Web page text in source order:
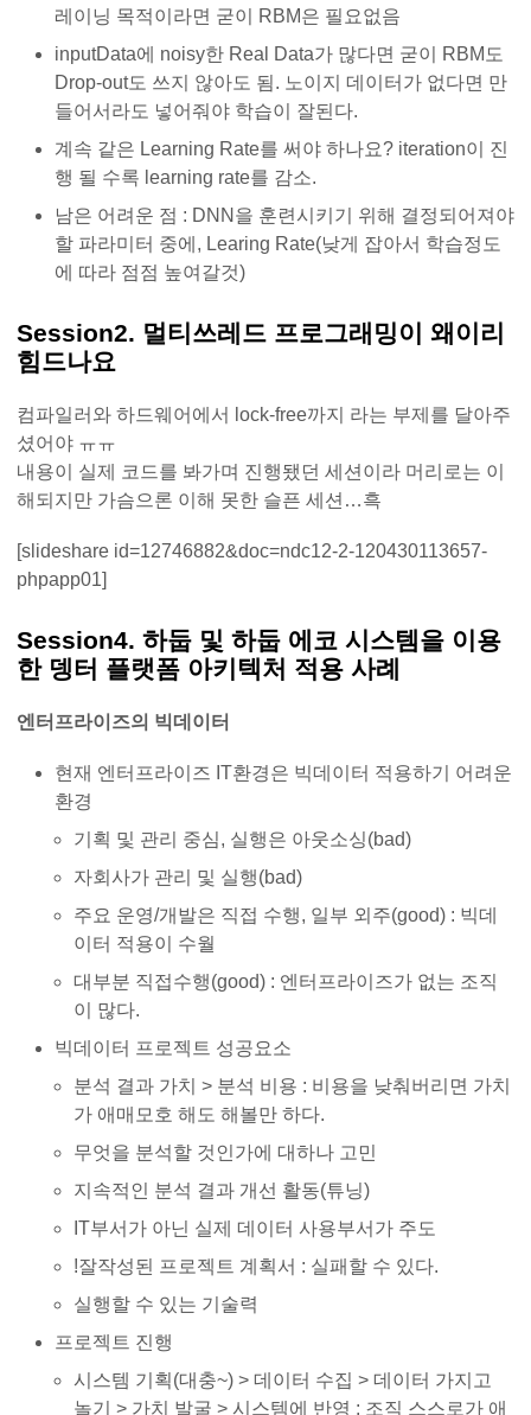
레이닝 목적이라면 굳이 RBM은 필요없음
inputData에 noisy한 Real Data가 많다면 굳이 RBM도
Drop-out도 쓰지 않아도 됨. 노이지 데이터가 없다면 만
들어서라도 넣어줘야 학습이 잘된다.
계속 같은 Learning Rate를 써야 하나요? iteration이 진
행 될 수록 learning rate를 감소.
남은 어려운 점 : DNN을 훈련시키기 위해 결정되어져야
할 파라미터 중에, Learing Rate(낮게 잡아서 학습정도
에 따라 점점 높여갈것)
Session2. 멀티쓰레드 프로그래밍이 왜이리
힘드나요
컴파일러와 하드웨어에서 lock-free까지 라는 부제를 달아주
셨어야 ㅠㅠ
내용이 실제 코드를 봐가며 진행됐던 세션이라 머리로는 이
해되지만 가슴으론 이해 못한 슬픈 세션…흑
[slideshare id=12746882&doc=ndc12-2-120430113657-
phpapp01]
Session4. 하둡 및 하둡 에코 시스템을 이용
한 뎅터 플랫폼 아키텍처 적용 사례
엔터프라이즈의 빅데이터
현재 엔터프라이즈 IT환경은 빅데이터 적용하기 어려운
환경
기획 및 관리 중심, 실행은 아웃소싱(bad)
자회사가 관리 및 실행(bad)
주요 운영/개발은 직접 수행, 일부 외주(good) : 빅데
이터 적용이 수월
대부분 직접수행(good) : 엔터프라이즈가 없는 조직
이 많다.
빅데이터 프로젝트 성공요소
분석 결과 가치 > 분석 비용 : 비용을 낮춰버리면 가치
가 애매모호 해도 해볼만 하다.
무엇을 분석할 것인가에 대하나 고민
지속적인 분석 결과 개선 활동(튜닝)
IT부서가 아닌 실제 데이터 사용부서가 주도
!잘작성된 프로젝트 계획서 : 실패할 수 있다.
실행할 수 있는 기술력
프로젝트 진행
시스템 기획(대충~) > 데이터 수집 > 데이터 가지고
놀기 > 가치 발굴 > 시스템에 반영 : 조직 스스로가 애